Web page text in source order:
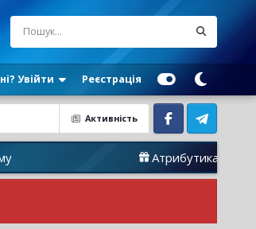
Увійти Реєстрація
Активність
Facebook Telegram
Атрибутика